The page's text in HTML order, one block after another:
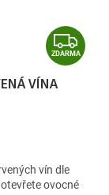
Z
D
ZDARMA
VÍNA
vín dle
ovocné